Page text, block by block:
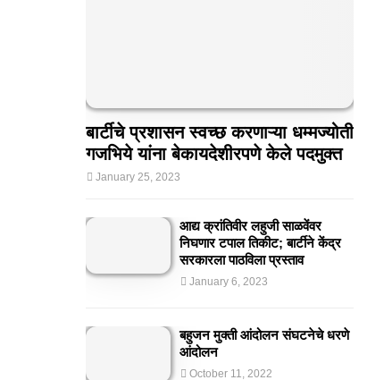
बार्टीचे प्रशासन स्वच्छ करणाऱ्या धम्मज्योती
गजभिये यांना बेकायदेशीरपणे केले पदमुक्त
January 25, 2023
आद्य क्रांतिवीर लहुजी साळवेंवर
निघणार टपाल तिकीट; बार्टीने केंद्र
सरकारला पाठविला प्रस्ताव
January 6, 2023
बहुजन मुक्ती आंदोलन संघटनेचे धरणे
आंदोलन
October 11, 2022